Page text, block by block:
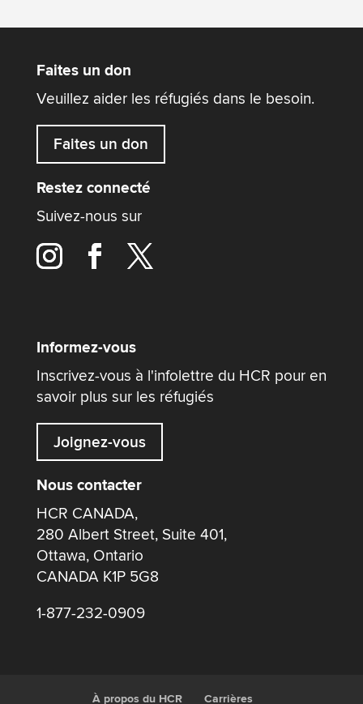
Faites un don
Veuillez aider les réfugiés dans le besoin.
Faites un don
Restez connecté
Suivez-nous sur
Informez-vous
Inscrivez-vous à l'infolettre du HCR pour en
savoir plus sur les réfugiés
Joignez-vous
Nous contacter
HCR CANADA,
280 Albert Street, Suite 401,
Ottawa, Ontario
CANADA K1P 5G8
1-877-232-0909
À propos du HCR Carrières